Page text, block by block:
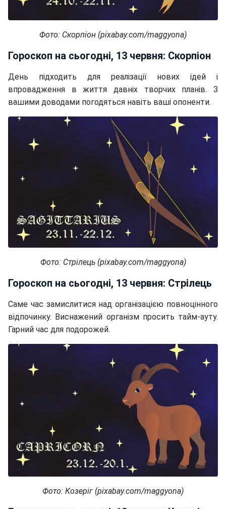
Фото: Скорпіон (pixabay.com/maggyona)
Гороскоп на сьогодні, 13 червня: Скорпіон
День підходить для реалізації нових ідей і
впровадження в життя давніх творчих планів. З
вашими доводами погодяться навіть ваші опоненти.
Фото: Стрілець (pixabay.com/maggyona)
Гороскоп на сьогодні, 13 червня: Стрілець
Саме час замислитися над організацією повноцінного
відпочинку. Виснажений організм просить тайм-ауту.
Гарний час для подорожей.
Фото: Козеріг (pixabay.com/maggyona)